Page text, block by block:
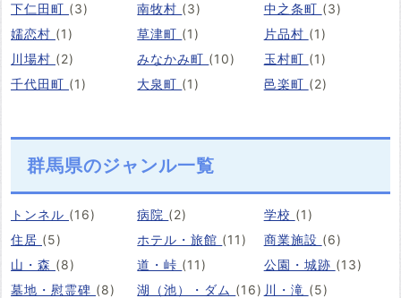
下仁田町 (3) 南牧村 (3) 中之条町 (3)
嬬恋村 (1) 草津町 (1) 片品村 (1)
川場村 (2) みなかみ町 (10) 玉村町 (1)
千代田町 (1) 大泉町 (1) 邑楽町 (2)
群馬県のジャンル一覧
トンネル (16) 病院 (2) 学校 (1)
住居 (5) ホテル・旅館 (11) 商業施設 (6)
山・森 (8) 道・峠 (11) 公園・城跡 (13)
墓地・慰霊碑 (8) 湖（池）・ダム (16) 川・滝 (5)